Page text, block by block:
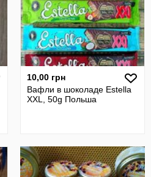
10,00 грн
Вафли в шоколаде Estella
XXL, 50g Польша